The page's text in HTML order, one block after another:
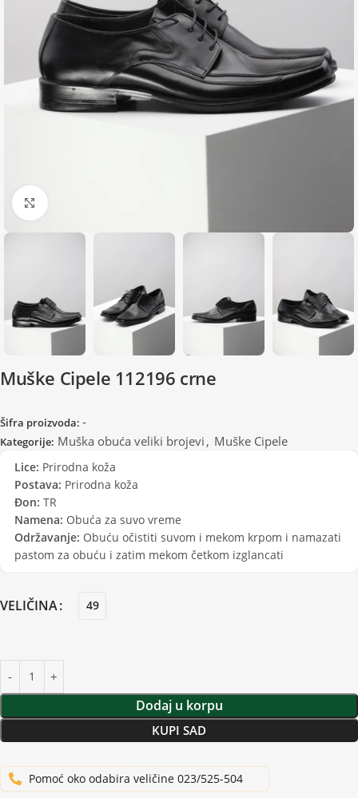
Zumiraj sliku
Muške Cipele 112196 crne
Šifra proizvoda: -
Kategorije: Muška obuća veliki brojevi , Muške Cipele
Lice: Prirodna koža
Postava: Prirodna koža
Đon: TR
Namena: Obuća za suvo vreme
Održavanje: Obuću očistiti suvom i mekom krpom i namazati
pastom za obuću i zatim mekom četkom izglancati
VELIČINA 49
Dodaj u korpu
KUPI SAD
Pomoć oko odabira veličine 023/525-504